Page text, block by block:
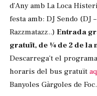
d’Any amb La Loca
festa amb: DJ Sendo (DJ
Razzmatazz..) Entrada
gratuït, de ¼ de 2 de la
Descarrega't el
horaris del bus gratuït
Banyoles Gàrgoles de Foc.